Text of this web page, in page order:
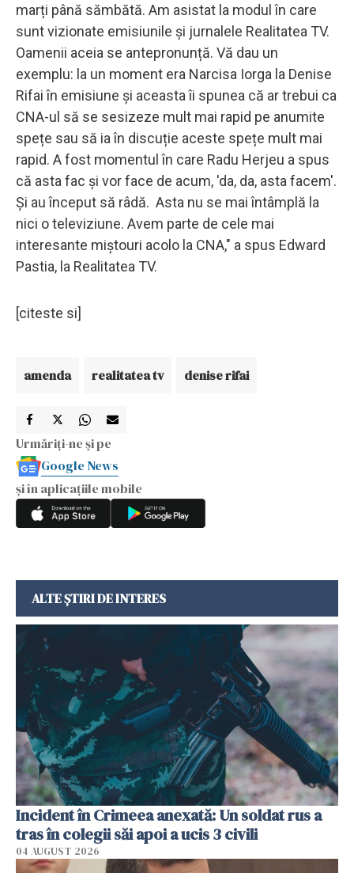
marți până sămbătă. Am asistat la modul în care
sunt vizionate emisiunile și jurnalele Realitatea TV.
Oamenii aceia se antepronunță. Vă dau un
exemplu: la un moment era Narcisa Iorga la Denise
Rifai în emisiune și aceasta îi spunea că ar trebui ca
CNA-ul să se sesizeze mult mai rapid pe anumite
spețe sau să ia în discuție aceste spețe mult mai
rapid. A fost momentul în care Radu Herjeu a spus
că asta fac și vor face de acum, 'da, da, asta facem'.
Și au început să râdă. Asta nu se mai întâmplă la
nici o televiziune. Avem parte de cele mai
interesante miștouri acolo la CNA," a spus Edward
Pastia, la Realitatea TV.
[citeste si]
amenda realitatea tv denise rifai
Urmăriți-ne și pe
Google News
și în aplicațiile mobile
ALTE ȘTIRI DE INTERES
Incident în Crimeea anexată: Un soldat rus a
tras în colegii săi apoi a ucis 3 civili
04 AUGUST 2026